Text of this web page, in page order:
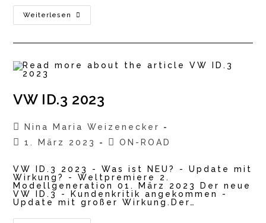
Weiterlesen
Toyota
Corolla
VW ID.3 2023
Beitrags-
Autor:
Nina Maria Weizenecker
Beitrag
1. März 2023
Beitrags-
ON-ROAD
VW ID.3 2023 - Was ist NEU? - Update mit
Wirkung? - Weltpremiere 2.
Modellgeneration 01. März 2023 Der neue
VW ID.3 - Kundenkritik angekommen -
Update mit großer Wirkung.Der…